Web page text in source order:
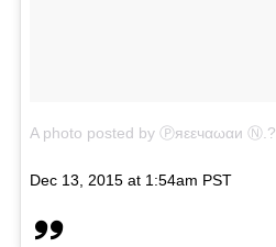
A photo posted by Ⓟяεεчαωαи
Dec 13, 2015 at 1:54am PST